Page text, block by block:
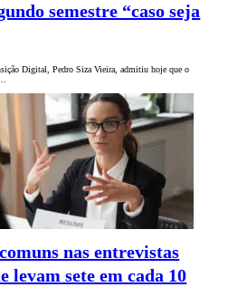
semestre “caso seja
Digital, Pedro Siza Vieira, admitiu hoje que o
nas entrevistas
levam sete em cada 10